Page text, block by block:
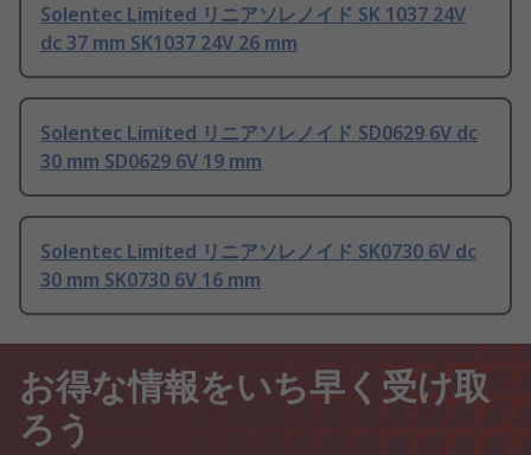
Solentec Limited リニアソレノイド SK 1037 24V
dc 37 mm SK1037 24V 26 mm
Solentec Limited リニアソレノイド SD0629 6V dc
30 mm SD0629 6V 19 mm
Solentec Limited リニアソレノイド SK0730 6V dc
30 mm SK0730 6V 16 mm
お得な情報をいち早く受け取
ろう